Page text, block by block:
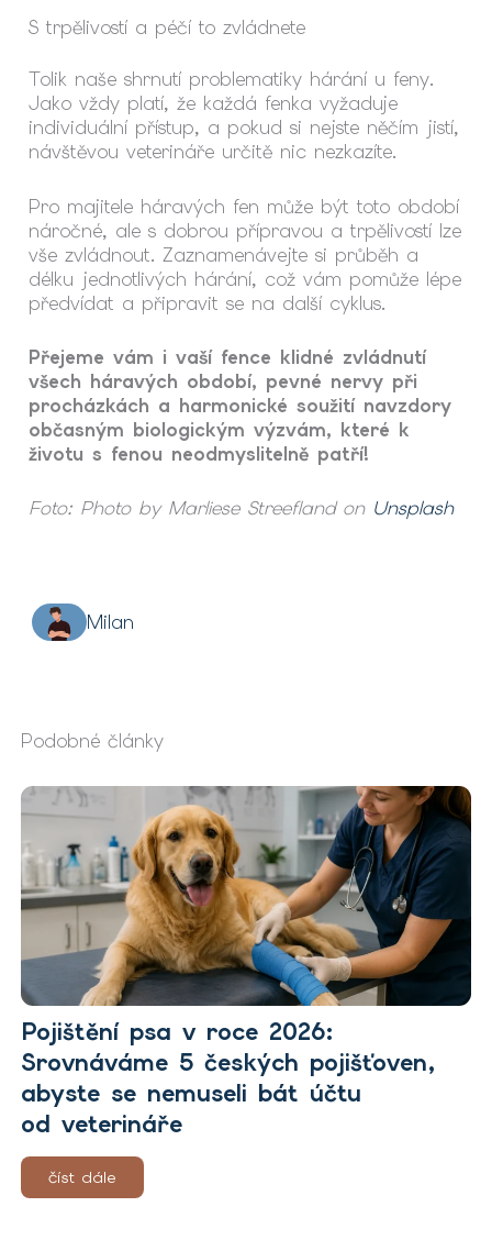
S trpělivostí a péčí to zvládnete
Tolik naše shrnutí problematiky hárání u feny.
Jako vždy platí, že každá fenka vyžaduje
individuální přístup, a pokud si nejste něčím jistí,
návštěvou veterináře určitě nic nezkazíte.
Pro majitele háravých fen může být toto období
náročné, ale s dobrou přípravou a trpělivostí lze
vše zvládnout. Zaznamenávejte si průběh a
délku jednotlivých hárání, což vám pomůže lépe
předvídat a připravit se na další cyklus.
Přejeme vám i vaší fence klidné zvládnutí
všech háravých období, pevné nervy při
procházkách a harmonické soužití navzdory
občasným biologickým výzvám, které k
životu s fenou neodmyslitelně patří!
Foto: Photo by Marliese Streefland on Unsplash
Milan
Podobné články
Pojištění psa v roce 2026:
Srovnáváme 5 českých pojišťoven,
abyste se nemuseli bát účtu
od veterináře
číst dále